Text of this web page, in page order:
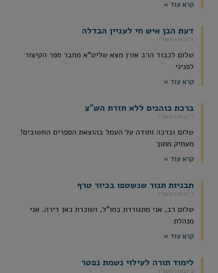
קרא עוד »
דעת הבן איש חי לעניין הבדלה
כ״ו באדר תשפ״ו
שלום לכבוד הרב אורן מצא שליט"א מחבר ספר הקיצור
לפניני
קרא עוד »
ברכת כוהנים ללא חזרת הש"צ
כ״ו באדר תשפ״ו
שלום וברכה ותודה על העמל בהוצאת הספרים החשובים!
מעתיק מתוך
קרא עוד »
תבניות תנור שנשטפו בכיור טרף
כ״ו באדר תשפ״ו
שלום רב, אני מתגוררת בחו"ל, ושוכרת כאן דירה. אני
מנהלת
קרא עוד »
לימוד תורה לעילוי נשמת נפטר
כ״ו באדר תשפ״ו